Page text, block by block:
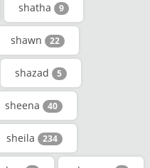
shatha 9
shawn 22
shazad 5
sheena 40
sheila 234